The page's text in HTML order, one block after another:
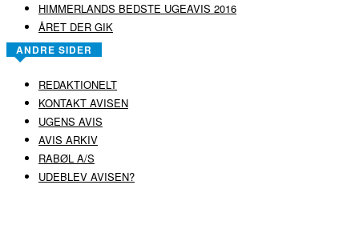
HIMMERLANDS BEDSTE UGEAVIS 2016
ÅRET DER GIK
ANDRE SIDER
REDAKTIONELT
KONTAKT AVISEN
UGENS AVIS
AVIS ARKIV
RABØL A/S
UDEBLEV AVISEN?